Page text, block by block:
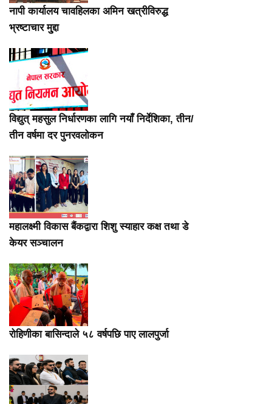
नापी कार्यालय चावहिलका अमिन खत्रीविरुद्ध
भ्रष्टाचार मु्द्दा
विद्युत् महसुल निर्धारणका लागि नयाँ निर्देशिका, तीन/
तीन वर्षमा दर पुनरवलोकन
महालक्ष्मी विकास बैंकद्वारा शिशु स्याहार कक्ष तथा डे
केयर सञ्चालन
रोहिणीका बासिन्दाले ५८ वर्षपछि पाए लालपुर्जा